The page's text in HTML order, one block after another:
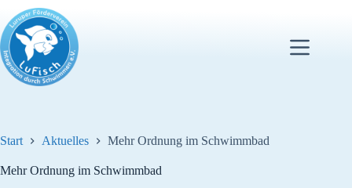
Inhalt
springen
Start Aktuelles Mehr Ordnung im Schwimmbad
Mehr Ordnung im Schwimmbad